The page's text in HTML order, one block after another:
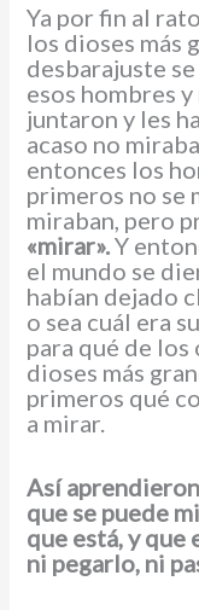
Ya por fin al
los dioses más
desbarajuste
esos hombres
juntaron y les
acaso no
entonces los
primeros no se
miraban, pero
«mirar».Y
el mundo se
habían dejado
o sea cuál era
para qué de los
dioses más
primeros qué
a mirar.
Así
que se puede
que está, y que
ni pegarlo, ni